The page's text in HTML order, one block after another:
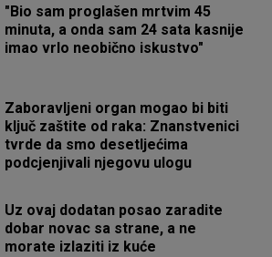
"Bio sam proglašen mrtvim 45
minuta, a onda sam 24 sata kasnije
imao vrlo neobično iskustvo"
Zaboravljeni organ mogao bi biti
ključ zaštite od raka: Znanstvenici
tvrde da smo desetljećima
podcjenjivali njegovu ulogu
Uz ovaj dodatan posao zaradite
dobar novac sa strane, a ne
morate izlaziti iz kuće